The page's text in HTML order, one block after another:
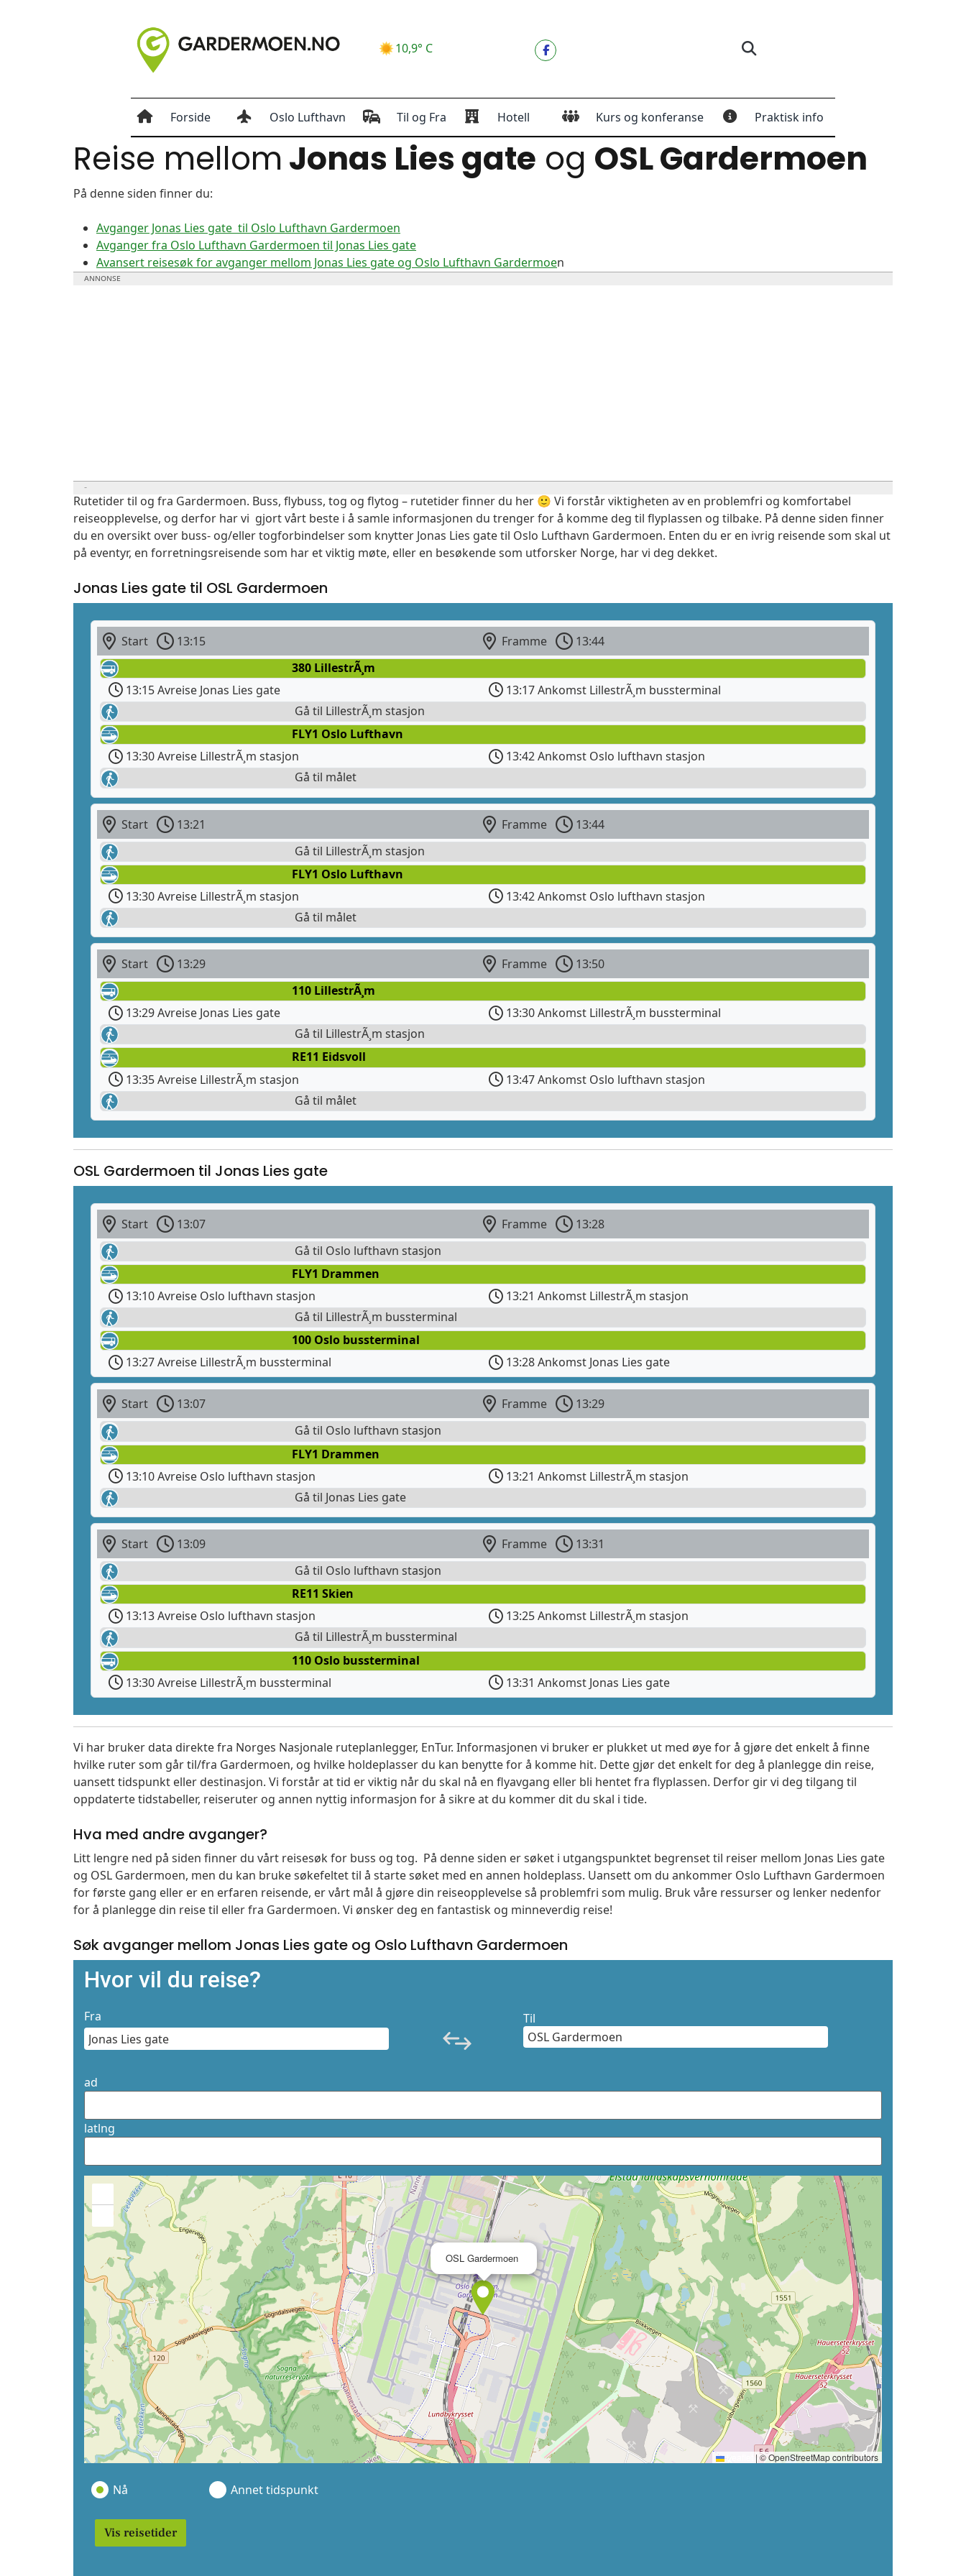
10,9° C
Forside Oslo Lufthavn Til og Fra Hotell Kurs og konferanse Praktisk info
Reise mellom Jonas Lies gate og OSL Gardermoen
På denne siden finner du:
Avganger Jonas Lies gate til Oslo Lufthavn Gardermoen
Avganger fra Oslo Lufthavn Gardermoen til Jonas Lies gate
Avansert reisesøk for avganger mellom Jonas Lies gate og Oslo Lufthavn Gardermoen
Rutetider til og fra Gardermoen. Buss, flybuss, tog og flytog – rutetider finner du her 🙂 Vi forstår viktigheten av en problemfri og komfortabel
reiseopplevelse, og derfor har vi gjort vårt beste i å samle informasjonen du trenger for å komme deg til flyplassen og tilbake. På denne siden finner
du en oversikt over buss- og/eller togforbindelser som knytter Jonas Lies gate til Oslo Lufthavn Gardermoen. Enten du er en ivrig reisende som skal ut
på eventyr, en forretningsreisende som har et viktig møte, eller en besøkende som utforsker Norge, har vi deg dekket.
Jonas Lies gate til OSL Gardermoen
Start 13:15 Framme
13:44
380 LillestrÃ¸m
13:15 Avreise Jonas Lies gate
13:17 Ankomst LillestrÃ¸m bussterminal
Gå til LillestrÃ¸m stasjon
FLY1 Oslo Lufthavn
13:30 Avreise LillestrÃ¸m stasjon
13:42 Ankomst Oslo lufthavn stasjon
Gå til målet
Start 13:21 Framme
13:44
Gå til LillestrÃ¸m stasjon
FLY1 Oslo Lufthavn
13:30 Avreise LillestrÃ¸m stasjon
13:42 Ankomst Oslo lufthavn stasjon
Gå til målet
Start 13:29 Framme
13:50
110 LillestrÃ¸m
13:29 Avreise Jonas Lies gate
13:30 Ankomst LillestrÃ¸m bussterminal
Gå til LillestrÃ¸m stasjon
RE11 Eidsvoll
13:35 Avreise LillestrÃ¸m stasjon
13:47 Ankomst Oslo lufthavn stasjon
Gå til målet
OSL Gardermoen til Jonas Lies gate
Start 13:07 Framme
13:28
Gå til Oslo lufthavn stasjon
FLY1 Drammen
13:10 Avreise Oslo lufthavn stasjon
13:21 Ankomst LillestrÃ¸m stasjon
Gå til LillestrÃ¸m bussterminal
100 Oslo bussterminal
13:27 Avreise LillestrÃ¸m bussterminal
13:28 Ankomst Jonas Lies gate
Start 13:07 Framme
13:29
Gå til Oslo lufthavn stasjon
FLY1 Drammen
13:10 Avreise Oslo lufthavn stasjon
13:21 Ankomst LillestrÃ¸m stasjon
Gå til Jonas Lies gate
Start 13:09 Framme
13:31
Gå til Oslo lufthavn stasjon
RE11 Skien
13:13 Avreise Oslo lufthavn stasjon
13:25 Ankomst LillestrÃ¸m stasjon
Gå til LillestrÃ¸m bussterminal
110 Oslo bussterminal
13:30 Avreise LillestrÃ¸m bussterminal
13:31 Ankomst Jonas Lies gate
Vi har bruker data direkte fra Norges Nasjonale ruteplanlegger, EnTur. Informasjonen vi bruker er plukket ut med øye for å gjøre det enkelt å finne
hvilke ruter som går til/fra Gardermoen, og hvilke holdeplasser du kan benytte for å komme hit. Dette gjør det enkelt for deg å planlegge din reise,
uansett tidspunkt eller destinasjon. Vi forstår at tid er viktig når du skal nå en flyavgang eller bli hentet fra flyplassen. Derfor gir vi deg tilgang til
oppdaterte tidstabeller, reiseruter og annen nyttig informasjon for å sikre at du kommer dit du skal i tide.
Hva med andre avganger?
Litt lengre ned på siden finner du vårt reisesøk for buss og tog. På denne siden er søket i utgangspunktet begrenset til reiser mellom Jonas Lies gate
og OSL Gardermoen, men du kan bruke søkefeltet til å starte søket med en annen holdeplass. Uansett om du ankommer Oslo Lufthavn Gardermoen
for første gang eller er en erfaren reisende, er vårt mål å gjøre din reiseopplevelse så problemfri som mulig. Bruk våre ressurser og lenker nedenfor
for å planlegge din reise til eller fra Gardermoen. Vi ønsker deg en fantastisk og minneverdig reise!
Søk avganger mellom Jonas Lies gate og Oslo Lufthavn Gardermoen
Hvor vil du reise?
Fra Til
ad
latlng
OSL Gardermoen
Leaflet | © OpenStreetMap contributors
Nå Annet tidspunkt
Vis reisetider